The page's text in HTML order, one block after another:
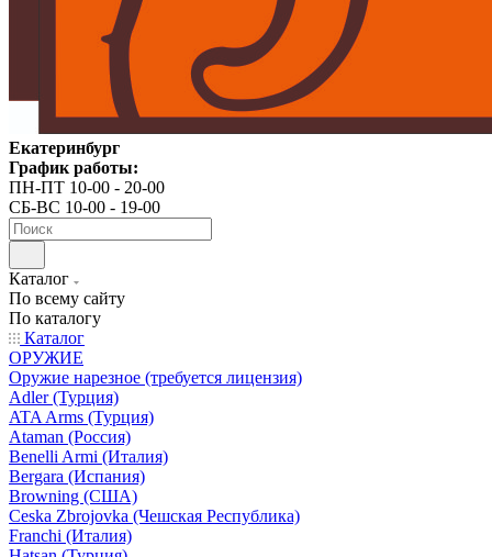
Екатеринбург
График работы:
ПН-ПТ 10-00 - 20-00
СБ-ВС 10-00 - 19-00
Каталог
По всему сайту
По каталогу
Каталог
ОРУЖИЕ
Оружие нарезное (требуется лицензия)
Adler (Турция)
ATA Arms (Турция)
Ataman (Россия)
Benelli Armi (Италия)
Bergara (Испания)
Browning (США)
Ceska Zbrojovka (Чешская Республика)
Franchi (Италия)